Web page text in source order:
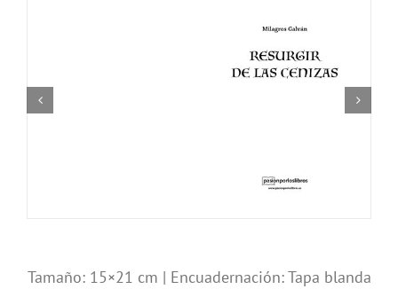
Tamaño: 15×21 cm | Encuadernación: Tapa blanda